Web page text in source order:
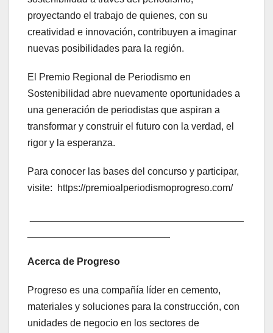
proyectando el trabajo de quienes, con su
creatividad e innovación, contribuyen a imaginar
nuevas posibilidades para la región.
El Premio Regional de Periodismo en
Sostenibilidad abre nuevamente oportunidades a
una generación de periodistas que aspiran a
transformar y construir el futuro con la verdad, el
rigor y la esperanza.
Para conocer las bases del concurso y participar,
visite: https://premioalperiodismoprogreso.com/
Acerca de Progreso
Progreso es una compañía líder en cemento,
materiales y soluciones para la construcción, con
unidades de negocio en los sectores de